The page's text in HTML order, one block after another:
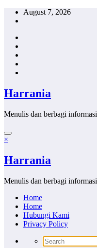
Skip
August 7, 2026
Harrania
Menulis dan berbagi informasi
×
Harrania
Menulis dan berbagi informasi
Home
Home
Hubungi Kami
Privacy Policy